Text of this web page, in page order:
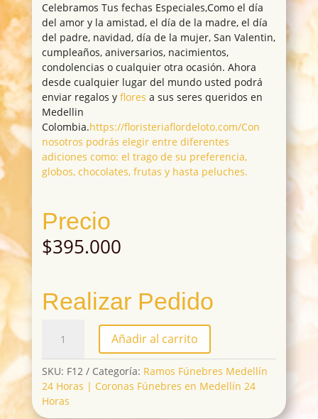
Celebramos Tus fechas Especiales,Como el día
del amor y la amistad, el día de la madre, el día
del padre, navidad, día de la mujer, San Valentin,
cumpleaños, aniversarios, nacimientos,
condolencias o cualquier otra ocasión. Ahora
desde cualquier lugar del mundo usted podrá
enviar regalos y flores a sus seres queridos en
Medellin
Colombia.https://floristeriaflordeloto.com/Con
nosotros podrás elegir entre diferentes
adiciones como: el trago de su preferencia,
globos, chocolates, frutas y hasta peluches.
Precio
$395.000
Realizar Pedido
cantidad
Añadir al carrito
SKU: F12 Categoría: Ramos Fúnebres Medellín
24 Horas | Coronas Fúnebres en Medellín 24
Horas